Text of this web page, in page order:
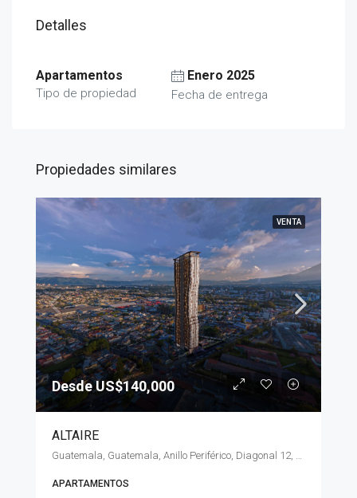
Detalles
Apartamentos
Tipo de propiedad
Enero 2025
Fecha de entrega
Propiedades similares
VENTA
Desde US$140,000
ALTAIRE
APARTAMENTOS